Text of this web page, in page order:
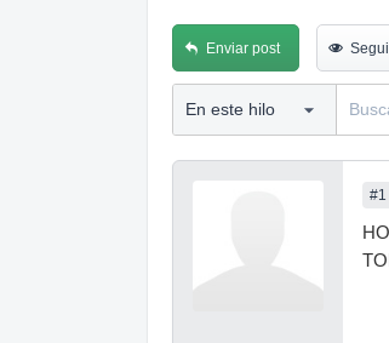
Enviar post
#1